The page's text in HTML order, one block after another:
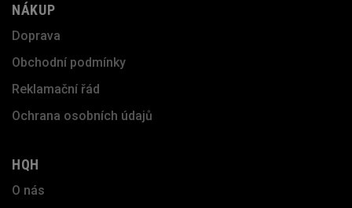
NÁKUP
Doprava
Obchodní podmínky
Reklamační řád
Ochrana osobních údajů
HQH
O nás